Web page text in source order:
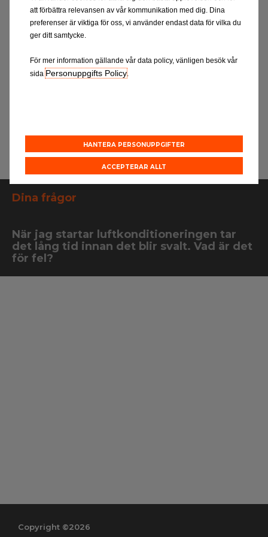
Råd
luftkonditioneringen eftersom det
kan bildas bakterier i systemet,
utomhus
Dina frågor
När jag startar luftkonditioneringen tar
det lång tid innan det blir svalt. Vad är det
för fel?
Copyright ©2026
att förbättra relevansen av vår kommunikation med dig. Dina
preferenser är viktiga för oss, vi använder endast data för vilka du
ger ditt samtycke.
För mer information gällande vår data policy, vänligen besök vår
sidaPersonuppgifts Policy.
HANTERA PERSONUPPGIFTER
ACCEPTERAR ALLT